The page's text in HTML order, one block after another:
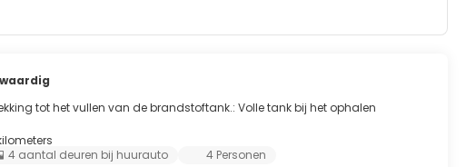
tot het vullen van de brandstoftank.: Volle tank bij het ophalen
4 aantal deuren bij huurauto
4 Personen